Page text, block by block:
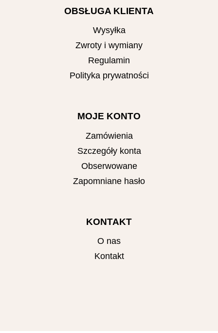
OBSŁUGA KLIENTA
Wysyłka
Zwroty i wymiany
Regulamin
Polityka prywatności
MOJE KONTO
Zamówienia
Szczegóły konta
Obserwowane
Zapomniane hasło
KONTAKT
O nas
Kontakt